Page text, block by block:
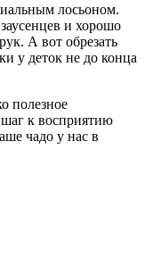
лосьоном.
и хорошо
А вот обрезать
у деток не до конца
полезное
к восприятию
чадо у нас в